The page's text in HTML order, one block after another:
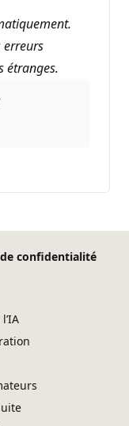
erreurs
étranges.
confidentialité